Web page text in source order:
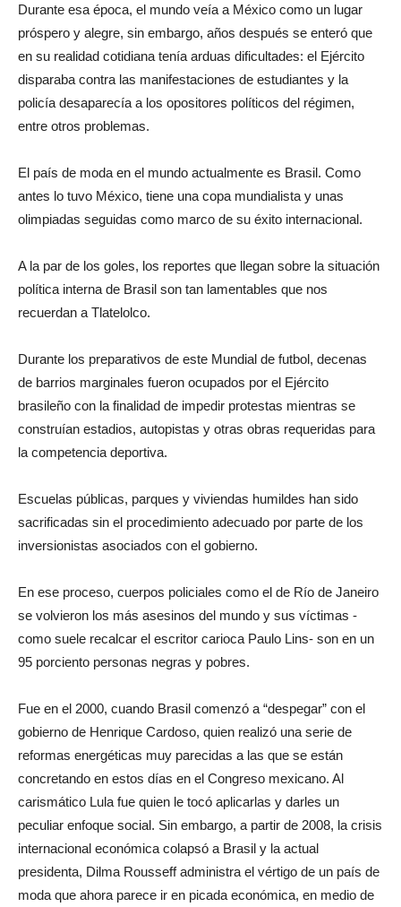
Durante esa época, el mundo veía a México como un lugar
próspero y alegre, sin embargo, años después se enteró que
en su realidad cotidiana tenía arduas dificultades: el Ejército
disparaba contra las manifestaciones de estudiantes y la
policía desaparecía a los opositores políticos del régimen,
entre otros problemas.
El país de moda en el mundo actualmente es Brasil. Como
antes lo tuvo México, tiene una copa mundialista y unas
olimpiadas seguidas como marco de su éxito internacional.
A la par de los goles, los reportes que llegan sobre la situación
política interna de Brasil son tan lamentables que nos
recuerdan a Tlatelolco.
Durante los preparativos de este Mundial de futbol, decenas
de barrios marginales fueron ocupados por el Ejército
brasileño con la finalidad de impedir protestas mientras se
construían estadios, autopistas y otras obras requeridas para
la competencia deportiva.
Escuelas públicas, parques y viviendas humildes han sido
sacrificadas sin el procedimiento adecuado por parte de los
inversionistas asociados con el gobierno.
En ese proceso, cuerpos policiales como el de Río de Janeiro
se volvieron los más asesinos del mundo y sus víctimas -
como suele recalcar el escritor carioca Paulo Lins- son en un
95 porciento personas negras y pobres.
Fue en el 2000, cuando Brasil comenzó a “despegar” con el
gobierno de Henrique Cardoso, quien realizó una serie de
reformas energéticas muy parecidas a las que se están
concretando en estos días en el Congreso mexicano. Al
carismático Lula fue quien le tocó aplicarlas y darles un
peculiar enfoque social. Sin embargo, a partir de 2008, la crisis
internacional económica colapsó a Brasil y la actual
presidenta, Dilma Rousseff administra el vértigo de un país de
moda que ahora parece ir en picada económica, en medio de